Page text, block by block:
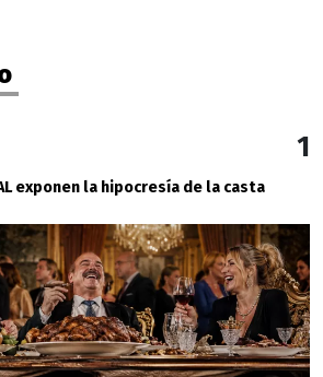
1
exponen la hipocresía de la casta